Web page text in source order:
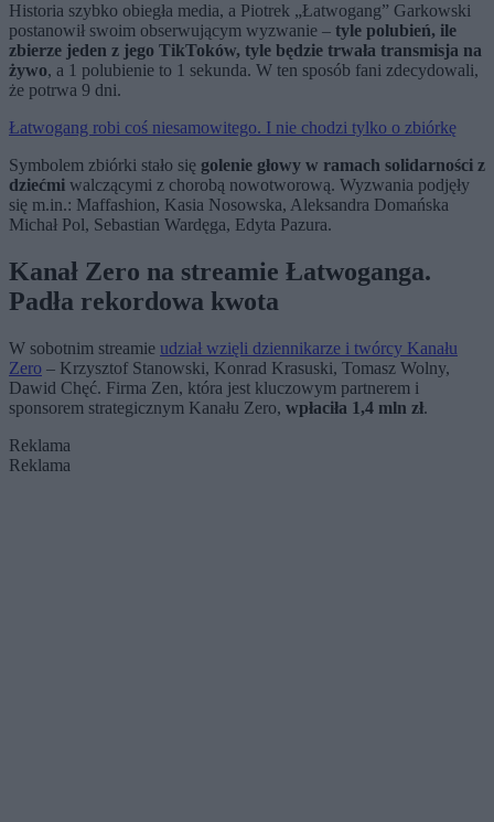
Historia szybko obiegła media, a Piotrek „Łatwogang” Garkowski
postanowił swoim obserwującym wyzwanie – tyle polubień, ile
zbierze jeden z jego TikToków, tyle będzie trwała transmisja na
żywo, a 1 polubienie to 1 sekunda. W ten sposób fani zdecydowali,
że potrwa 9 dni.
Łatwogang robi coś niesamowitego. I nie chodzi tylko o zbiórkę
Symbolem zbiórki stało się golenie głowy w ramach solidarności z
dziećmi walczącymi z chorobą nowotworową. Wyzwania podjęły
się m.in.: Maffashion, Kasia Nosowska, Aleksandra Domańska
Michał Pol, Sebastian Wardęga, Edyta Pazura.
Kanał Zero na streamie Łatwoganga.
Padła rekordowa kwota
W sobotnim streamie udział wzięli dziennikarze i twórcy Kanału
Zero – Krzysztof Stanowski, Konrad Krasuski, Tomasz Wolny,
Dawid Chęć. Firma Zen, która jest kluczowym partnerem i
sponsorem strategicznym Kanału Zero, wpłaciła 1,4 mln zł.
Reklama
Reklama